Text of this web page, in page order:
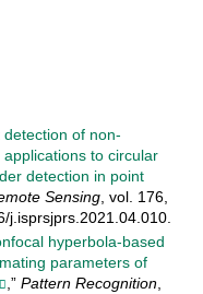
detection of non-
to circular
detection in point
Sensing, vol. 176,
j.isprsjprs.2021.04.010.
hyperbola-based
parameters of
,” Pattern Recognition,